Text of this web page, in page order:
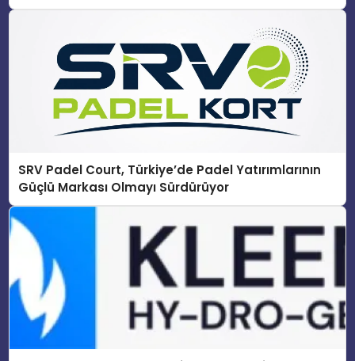
SRV Padel Court, Türkiye’de Padel Yatırımlarının
Güçlü Markası Olmayı Sürdürüyor